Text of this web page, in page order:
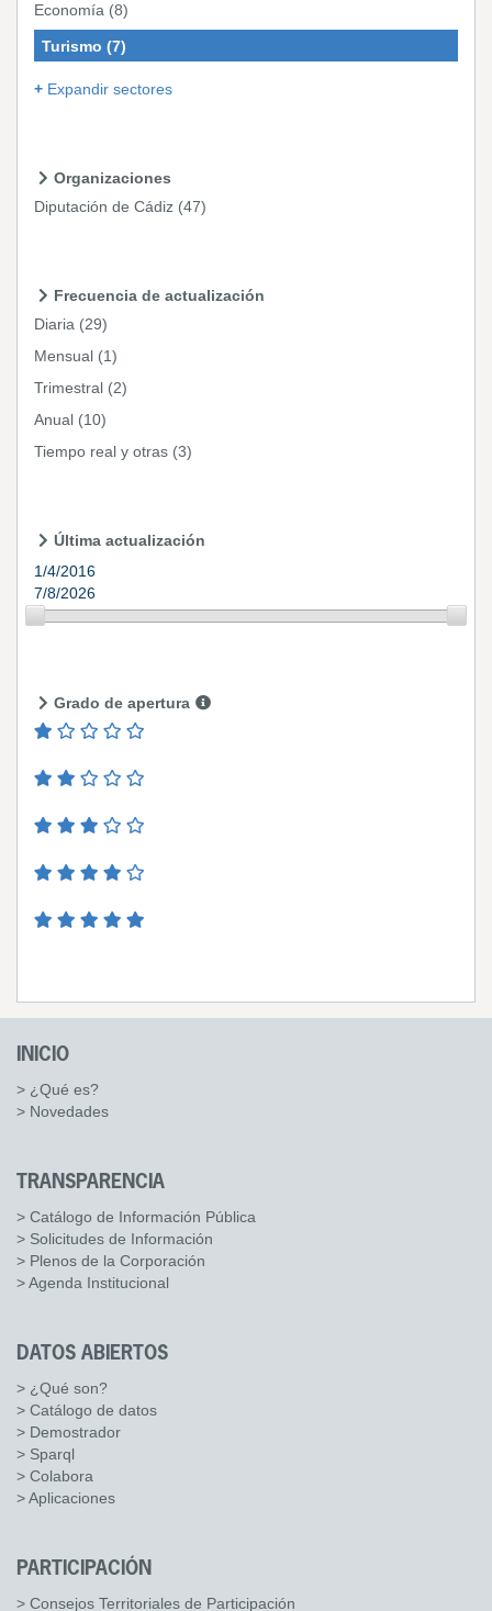
Economía (8)
Turismo (7)
Expandir sectores
Organizaciones
Diputación de Cádiz (47)
Frecuencia de actualización
Diaria (29)
Mensual (1)
Trimestral (2)
Anual (10)
Tiempo real y otras (3)
Última actualización
1/4/2016
7/8/2026
Grado de apertura
INICIO
> ¿Qué es?
> Novedades
TRANSPARENCIA
> Catálogo de Información Pública
> Solicitudes de Información
> Plenos de la Corporación
> Agenda Institucional
DATOS ABIERTOS
> ¿Qué son?
> Catálogo de datos
> Demostrador
> Sparql
> Colabora
> Aplicaciones
PARTICIPACIÓN
> Consejos Territoriales de Participación